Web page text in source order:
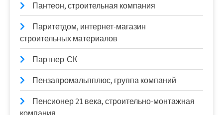
Пантеон, строительная компания
Паритетдом, интернет-магазин
строительных материалов
Партнер-СК
Пензапромальпплюс, группа компаний
Пенсионер 21 века, строительно-монтажная